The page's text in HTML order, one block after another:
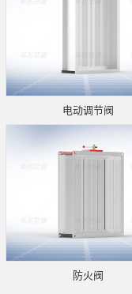
电动调节阀
防火阀